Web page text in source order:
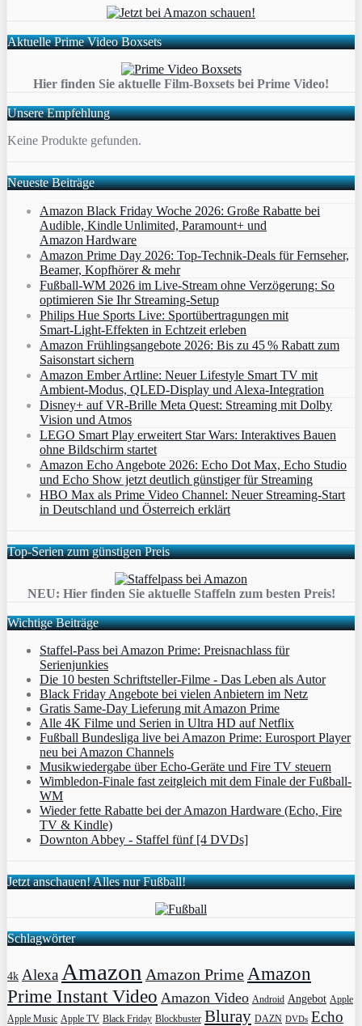
Aktuelle Prime Video Boxsets
Hier finden Sie aktuelle Film-Boxsets bei Prime Video!
Unsere Empfehlung
Keine Produkte gefunden.
Neueste Beiträge
Amazon Black Friday Woche 2026: Große Rabatte bei
Audible, Kindle Unlimited, Paramount+ und
Amazon Hardware
Amazon Prime Day 2026: Top-Technik-Deals für Fernseher,
Beamer, Kopfhörer & mehr
Fußball-WM 2026 im Live-Stream ohne Verzögerung: So
optimieren Sie Ihr Streaming-Setup
Philips Hue Sports Live: Sportübertragungen mit
Smart‑Light‑Effekten in Echtzeit erleben
Amazon Frühlingsangebote 2026: Bis zu 45 % Rabatt zum
Saisonstart sichern
Amazon Ember Artline: Neuer Lifestyle Smart TV mit
Ambient‑Modus, QLED‑Display und Alexa‑Integration
Disney+ auf VR-Brille Meta Quest: Streaming mit Dolby
Vision und Atmos
LEGO Smart Play erweitert Star Wars: Interaktives Bauen
ohne Bildschirm startet
Amazon Echo Angebote 2026: Echo Dot Max, Echo Studio
und Echo Show jetzt deutlich günstiger für Streaming
HBO Max als Prime Video Channel: Neuer Streaming‑Start
in Deutschland und Österreich erklärt
Top-Serien zum günstigen Preis
NEU: Hier finden Sie aktuelle Staffeln zum besten Preis!
Wichtige Beiträge
Staffel-Pass bei Amazon Prime: Preisnachlass für
Serienjunkies
Die 10 besten Schriftsteller-Filme - Das Leben als Autor
Black Friday Angebote bei vielen Anbietern im Netz
Gratis Same-Day Lieferung mit Amazon Prime
Alle 4K Filme und Serien in Ultra HD auf Netflix
Fußball Bundesliga live bei Amazon Prime: Eurosport Player
neu bei Amazon Channels
Musikwiedergabe über Echo-Geräte und Fire TV steuern
Wimbledon-Finale fast zeitgleich mit dem Finale der Fußball-
WM
Wieder fette Rabatte bei der Amazon Hardware (Echo, Fire
TV & Kindle)
Downton Abbey - Staffel fünf [4 DVDs]
Jetzt anschauen! Alles nur Fußball!
Schlagwörter
4k Alexa Amazon Amazon PrimeAmazon
Prime Instant Video Amazon Video Android Angebot Apple
Apple Music Apple TV Black Friday Blockbuster Bluray DAZN DVDs Echo